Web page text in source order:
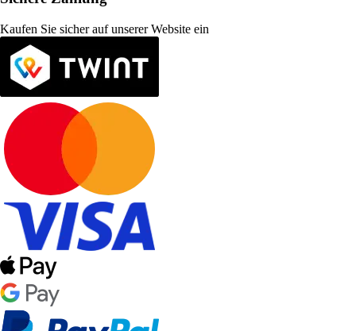
Kaufen Sie sicher auf unserer Website ein